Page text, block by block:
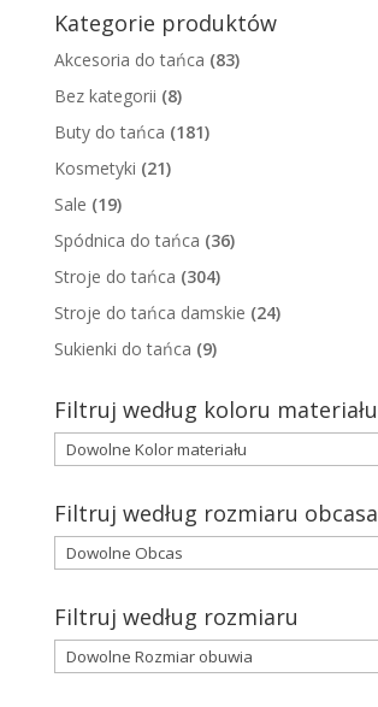
zł570,00.
zł200,00.
Kategorie produktów
Akcesoria do tańca (83)
Bez kategorii (8)
Buty do tańca (181)
Kosmetyki (21)
Sale (19)
Spódnica do tańca (36)
Stroje do tańca (304)
Stroje do tańca damskie (24)
Sukienki do tańca (9)
Filtruj według koloru materiału
Filtruj według rozmiaru obcasa
Filtruj według rozmiaru